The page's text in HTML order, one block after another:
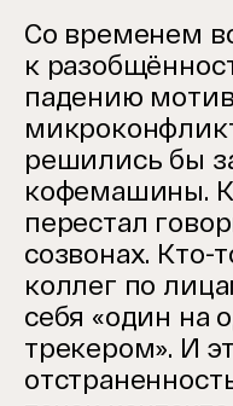
Со временем
к
падению
решились бы
кофемашины.
перестал
созвонах. Кто-
коллег по
себя «один на
трекером». И